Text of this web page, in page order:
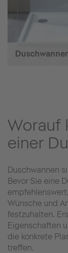
Worauf
einer
Duschwannen
Bevor Sie eine
Wünsche und
festzuhalten.
Eigenschaften
die konkrete
treffen.